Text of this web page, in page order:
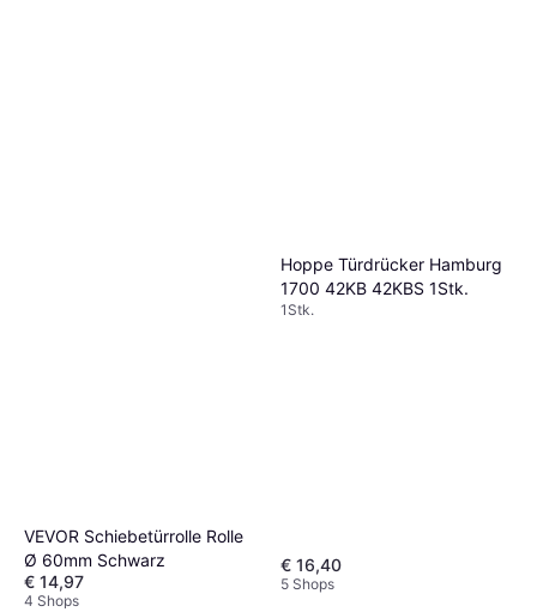
VEVOR Schiebetürrolle Rolle
Ø 60mm Schwarz
€ 14,97
4 Shops
Hoppe Türdrücker Hamburg
1700 42KB 42KBS 1Stk.
1Stk.
€ 16,40
5 Shops